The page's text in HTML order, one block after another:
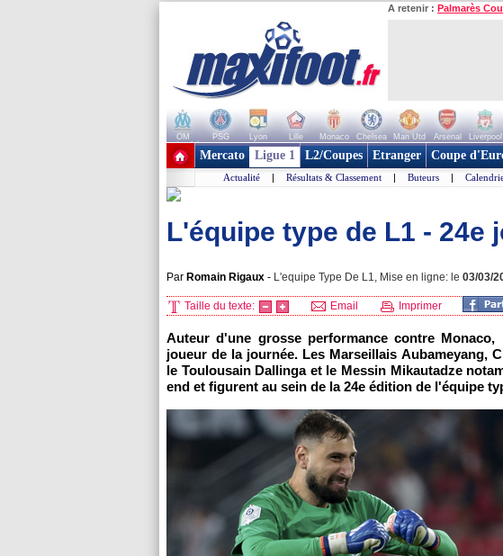
A retenir : Palmarès
OM PSG Lyon Lille Monaco Chelsea Man Utd Arsenal Liverpool
+ de clubs
Mercato Ligue 1 L2/Coupes Etranger Coupe
Actualité | Résultats & Classement | Buteurs |
L'équipe type de L1 - 24e
Par Romain Rigaux - L'equipe Type De L1, Mise en ligne: le 03/03/
Taille du texte: Email Imprimer
Auteur d'une grosse performance contre
joueur de la journée. Les Marseillais Aubameyang,
le Toulousain Dallinga et le Messin Mikautadze
end et figurent au sein de la 24e édition de l'équipe